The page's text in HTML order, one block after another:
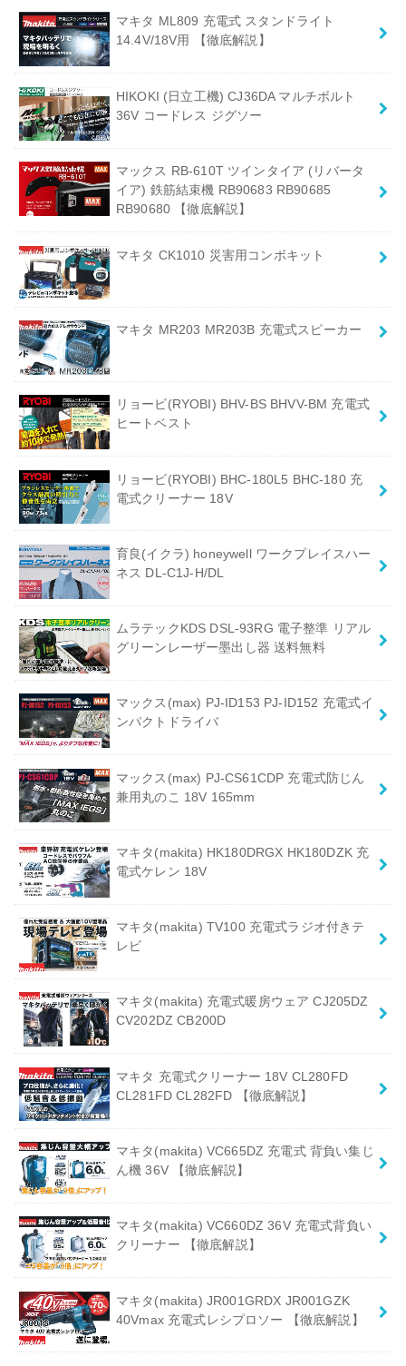
マキタ ML809 充電式 スタンドライト
14.4V/18V用 【徹底解説】
HIKOKI (日立工機) CJ36DA マルチボルト
36V コードレス ジグソー
マックス RB-610T ツインタイア (リバータ
イア) 鉄筋結束機 RB90683 RB90685
RB90680 【徹底解説】
マキタ CK1010 災害用コンボキット
マキタ MR203 MR203B 充電式スピーカー
リョービ(RYOBI) BHV-BS BHVV-BM 充電式
ヒートベスト
リョービ(RYOBI) BHC-180L5 BHC-180 充
電式クリーナー 18V
育良(イクラ) honeywell ワークプレイスハー
ネス DL-C1J-H/DL
ムラテックKDS DSL-93RG 電子整準 リアル
グリーンレーザー墨出し器 送料無料
マックス(max) PJ-ID153 PJ-ID152 充電式イ
ンパクトドライバ
マックス(max) PJ-CS61CDP 充電式防じん
兼用丸のこ 18V 165mm
マキタ(makita) HK180DRGX HK180DZK 充
電式ケレン 18V
マキタ(makita) TV100 充電式ラジオ付きテ
レビ
マキタ(makita) 充電式暖房ウェア CJ205DZ
CV202DZ CB200D
マキタ 充電式クリーナー 18V CL280FD
CL281FD CL282FD 【徹底解説】
マキタ(makita) VC665DZ 充電式 背負い集じ
ん機 36V 【徹底解説】
マキタ(makita) VC660DZ 36V 充電式背負い
クリーナー 【徹底解説】
マキタ(makita) JR001GRDX JR001GZK
40Vmax 充電式レシプロソー 【徹底解説】